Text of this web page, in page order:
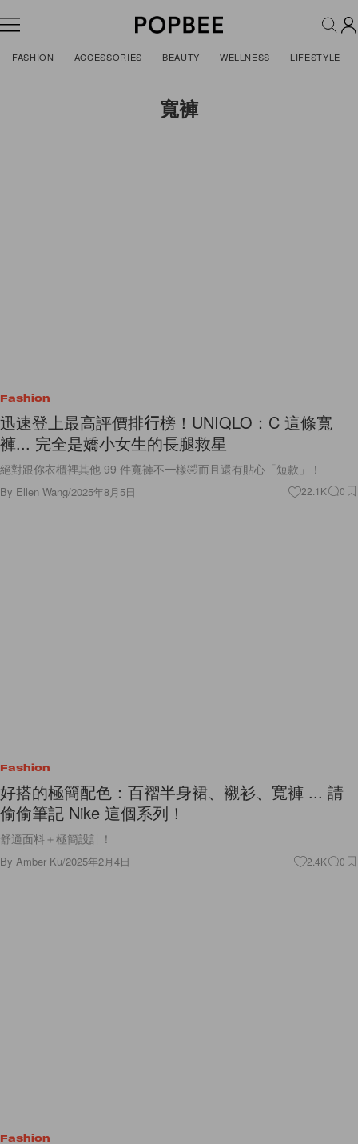
FASHION ACCESSORIES BEAUTY WELLNESS LIFESTYLE
寬褲
Fashion
迅速登上最高評價排行榜！UNIQLO：C 這條寬
褲... 完全是嬌小女生的長腿救星
絕對跟你衣櫃裡其他 99 件寬褲不一樣🤣而且還有貼心「短款」！
By Ellen Wang/2025年8月5日 22.1K 0
Fashion
好搭的極簡配色：百褶半身裙、襯衫、寬褲 ... 請
偷偷筆記 Nike 這個系列！
舒適面料＋極簡設計！
By Amber Ku/2025年2月4日 2.4K 0
Fashion